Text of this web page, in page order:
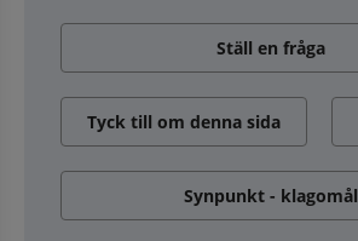
Ställ en fråga
Tyck till om denna sida
Synpunkt - klagomål